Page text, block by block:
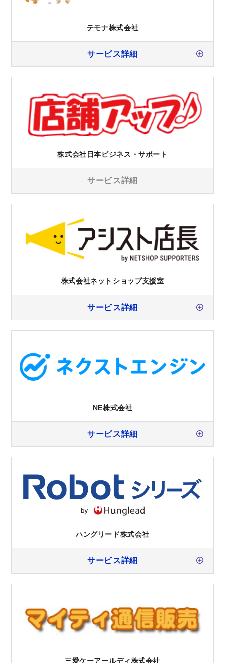
テモナ株式会社
サービス詳細
株式会社日本ビジネス・サポート
サービス詳細
株式会社ネットショップ支援室
サービス詳細
NE株式会社
サービス詳細
ハングリード株式会社
サービス詳細
三愛ケーアールディ株式会社